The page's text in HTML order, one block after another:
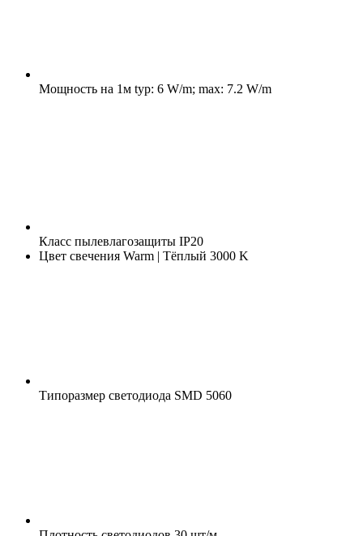
Мощность на 1м typ: 6 W/m; max: 7.2 W/m
Класс пылевлагозащиты IP20
Цвет свечения Warm | Тёплый 3000 K
Типоразмер светодиода SMD 5060